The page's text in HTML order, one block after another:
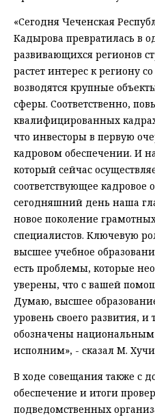
«Сегодня Чеченская
Кадырова превратилась в
развивающихся регионов
растет интерес к региону
возводятся крупные
сферы. Соответственно,
квалифицированных
что инвесторы в первую
кадровом обеспечении. И
который сейчас
соответствующее кадровое
сегодняшний день наша
новое поколение
специалистов. Ключевую
высшее учебное
есть проблемы, которые
уверены, что с вашей
Думаю, высшее
уровень своего развития,
обозначены
исполним», - сказал М.
В ходе совещания также с
обеспечение и итоги
подведомственных